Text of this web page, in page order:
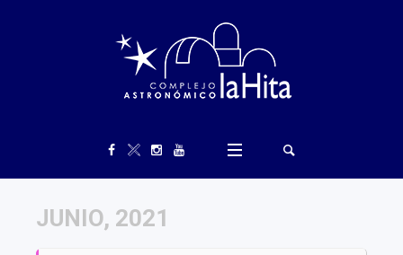
JUNIO, 2021